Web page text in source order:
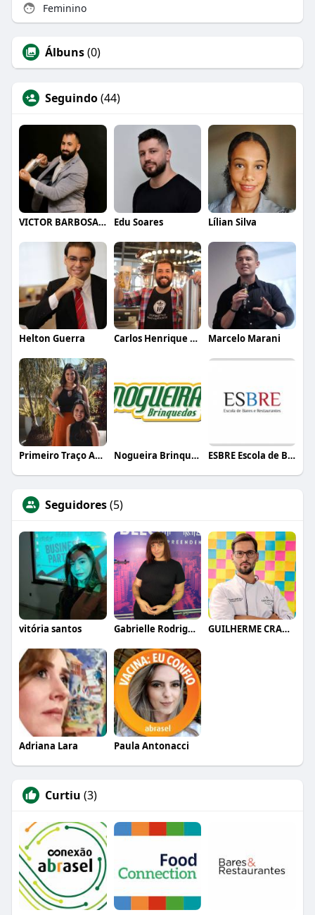
Feminino
Álbuns(0)
Seguindo(44)
VICTOR BARBOSA QUARANTA Edu Soares Lílian Silva
Helton Guerra Carlos Henrique de Faria Vasconcelos Marcelo Marani
Primeiro Traço Arquitetura Nogueira Brinquedos ESBRE Escola de Bares e Restaurantes
Seguidores(5)
vitória santos Gabrielle Rodrigues GUILHERME CRAMER BALLE
Adriana Lara Paula Antonacci
Curtiu (3)